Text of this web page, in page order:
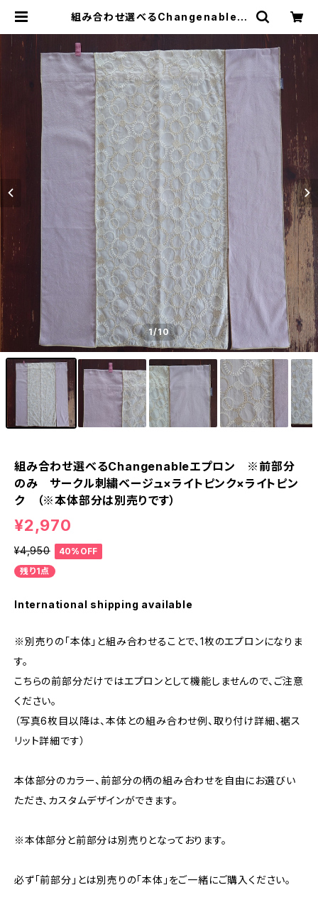
組み合わせ選べるChangenableエ
ク （※本体部分は別売りです） | tut
utu design
1/10
組み合わせ選べるChangenableエプロン ※前部分
のみ サークル刺繍ベージュ×ライトピンク×ライトピン
ク （※本体部分は別売りです）
¥2,970
¥4,950
40%OFF
残り1点
International shipping available
※別売りの「本体」と組み合わせることで、1枚のエプロンになりま
す。
こちらの前部分だけではエプロンとして機能しませんので、ご注意
ください。
（写真6枚目以降は、本体との組み合わせ例、取り付け詳細、裾ス
リット詳細です）
本体部分のカラー、前部分の柄の組み合わせを自由にお選びい
ただき、カスタムデザインができます。
※本体部分と前部分は別売りとなっております。
必ず「前部分」とは別売りの「本体」をご一緒にご購入ください。